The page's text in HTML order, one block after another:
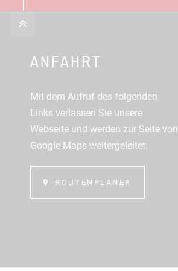
ANFAHRT
Mit dem Aufruf des folgenden
Links verlassen Sie unsere
Webseite und werden zur Seite von
Google Maps weitergeleitet:
ROUTENPLANER